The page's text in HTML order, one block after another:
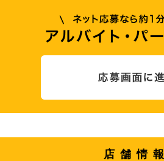
店舗情報